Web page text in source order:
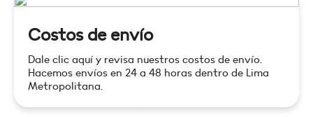
Costos de envío
Dale clic aquí y revisa nuestros costos de envío.
Hacemos envíos en 24 a 48 horas dentro de Lima
Metropolitana.